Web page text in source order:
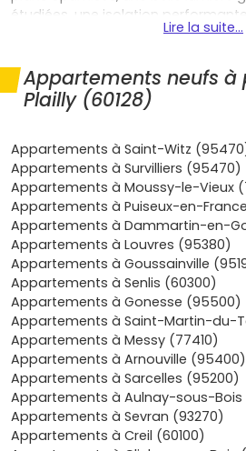
étudiées, une isolation
2020, une ventilation efficace et,
t’offrent un DPE très favorable. Tu
d’un jardin sans les galères de
des garanties légales (parfait
finances, unemaison neuve à
frais de notaire réduits, à des
prêt à taux zéro selon ton éligibilité,
exonération temporaire de taxe
commune, de quoi lisser
tu veux investir, la demande
l’emploi de Roissy, la zone
Senlis et les saisonniers du Parc
perspectives intéressantes pour
meublée, selon ton projet et les
vigueur. Enfin, Plailly, c’est une
commerces et santé accessibles,
espaces verts à profusion, et la
au calme tout en restant connecté.
primo‑accédant à la recherche
rassurant ou que tu souhaites
Lire la suite...
Appartements neufs à
Plailly (60128)
Appartements à Saint-Witz
Appartements à Survilliers (95470)
Appartements à Moussy-le-Vieux
Appartements à Puiseux-en-
Appartements à Dammartin-en-
Appartements à Louvres (95380)
Appartements à Goussainville
Appartements à Senlis (60300)
Appartements à Gonesse (95500)
Appartements à Saint-Martin-du-
Appartements à Messy (77410)
Appartements à Arnouville (95400)
Appartements à Sarcelles (95200)
Appartements à Aulnay-sous-Bois
Appartements à Sevran (93270)
Appartements à Creil (60100)